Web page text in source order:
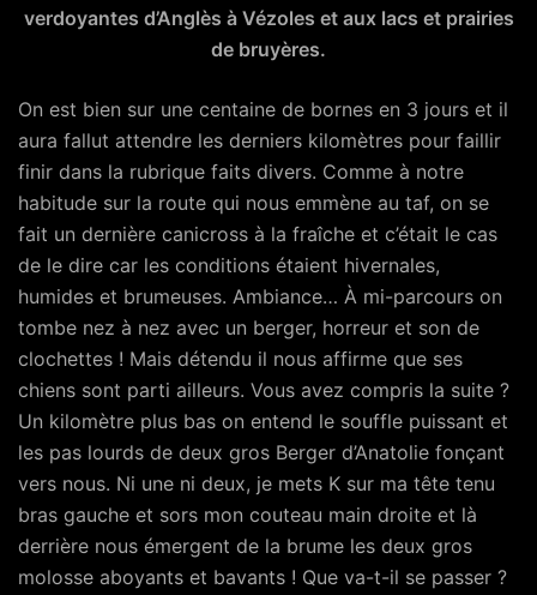
verdoyantes d’Anglès à Vézoles et aux lacs et prairies
de bruyères.
On est bien sur une centaine de bornes en 3 jours et il
aura fallut attendre les derniers kilomètres pour faillir
finir dans la rubrique faits divers. Comme à notre
habitude sur la route qui nous emmène au taf, on se
fait un dernière canicross à la fraîche et c’était le cas
de le dire car les conditions étaient hivernales,
humides et brumeuses. Ambiance… À mi-parcours on
tombe nez à nez avec un berger, horreur et son de
clochettes ! Mais détendu il nous affirme que ses
chiens sont parti ailleurs. Vous avez compris la suite ?
Un kilomètre plus bas on entend le souffle puissant et
les pas lourds de deux gros Berger d’Anatolie fonçant
vers nous. Ni une ni deux, je mets K sur ma tête tenu
bras gauche et sors mon couteau main droite et là
derrière nous émergent de la brume les deux gros
molosse aboyants et bavants ! Que va-t-il se passer ?